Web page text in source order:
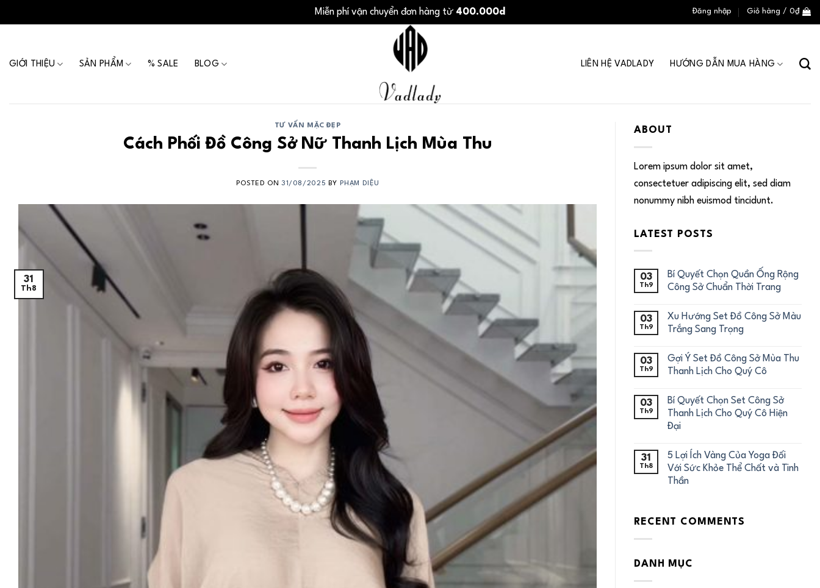
to
Miễn phí vận chuyển đơn hàng từ 400.000d Đăng nhập Giỏ hàng / 0₫
GIỚI THIỆU SẢN PHẨM % SALE BLOG LIÊN HỆ VADLADY HƯỚNG DẪN MUA HÀNG
TƯ VẤN MẶC ĐẸP
Cách Phối Đồ Công Sở Nữ Thanh Lịch Mùa Thu
POSTED ON 31/08/2025 BY PHẠM DIỆU
31
Th8
ABOUT
Lorem ipsum dolor sit amet,
consectetuer adipiscing elit, sed diam
nonummy nibh euismod tincidunt.
LATEST POSTS
03
Th9
Bí Quyết Chọn Quần Ống Rộng
Công Sở Chuẩn Thời Trang
03
Th9
Xu Hướng Set Đồ Công Sở Màu
Trắng Sang Trọng
03
Th9
Gợi Ý Set Đồ Công Sở Mùa Thu
Thanh Lịch Cho Quý Cô
03
Th9
Bí Quyết Chọn Set Công Sở
Thanh Lịch Cho Quý Cô Hiện
Đại
31
Th8
5 Lợi Ích Vàng Của Yoga Đối
Với Sức Khỏe Thể Chất và Tinh
Thần
RECENT COMMENTS
DANH MỤC